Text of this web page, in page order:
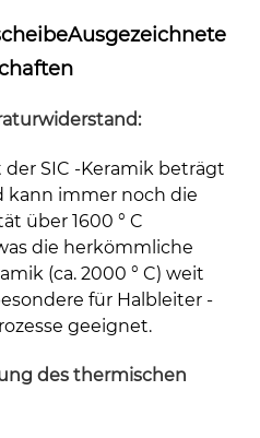
Ausgezeichnete
SIC -Keramik beträgt
kann immer noch die
über 1600 ° C
die herkömmliche
(ca. 2000 ° C) weit
für Halbleiter -
geeignet.
des thermischen